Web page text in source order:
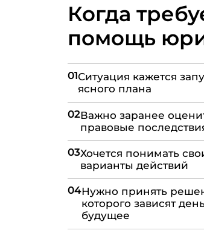
Когда
помощь
01Ситуация кажется
ясного плана
02Важно заранее
правовые
03Хочется понимать
варианты действий
04Нужно принять
которого зависят
будущее